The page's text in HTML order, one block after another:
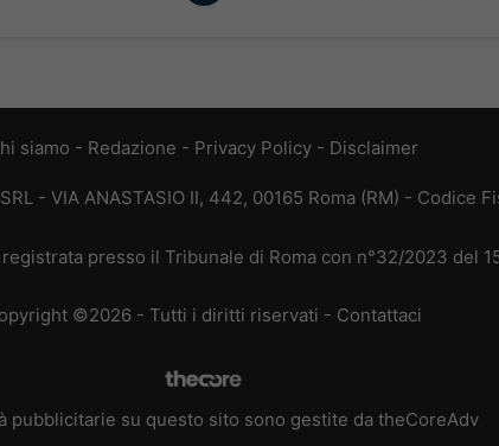
siamo - Redazione - Privacy Policy - Disclaimer
- VIA ANASTASIO II, 442, 00165 Roma (RM) - Codice
presso il Tribunale di Roma con n°32/2023 del
©2026 - Tutti i diritti riservati - Contattaci
pubblicitarie su questo sito sono gestite da theCoreAdv